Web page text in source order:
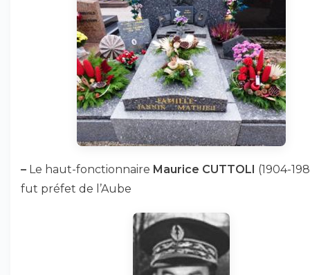
– Le haut-fonctionnaire Maurice CUTTOLI (1904-
fut préfet de l’Aube